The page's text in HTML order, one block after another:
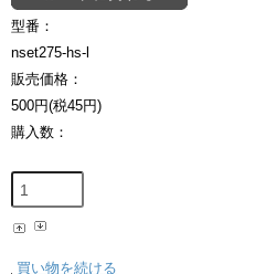
型番：
nset275-hs-l
販売価格：
500円(税45円)
購入数：
買い物を続ける